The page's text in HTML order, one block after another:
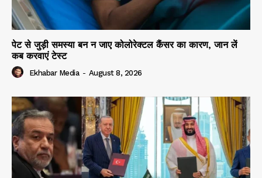
पेट से जुड़ी समस्या बन न जाए कोलोरेक्टल कैंसर का कारण, जान लें
कब करवाएं टेस्ट
Ekhabar Media - August 8, 2026